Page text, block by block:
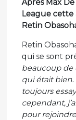
Après Max
League cette
Retin
Retin
qui se sont
beaucoup de
qui était bien.
toujours
cependant,
pour